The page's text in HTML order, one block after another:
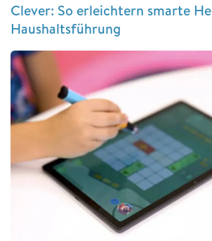
Clever: So erleichtern smarte
Haushaltsführung